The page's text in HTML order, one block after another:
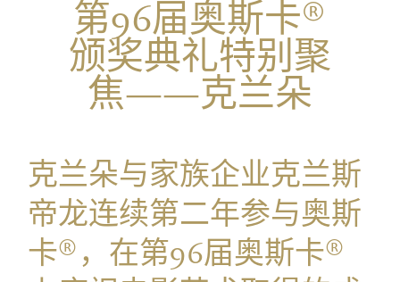
第96届奥斯卡®
颁奖典礼特别聚
焦——克兰朵
克兰朵与家族企业克兰斯
帝龙连续第二年参与奥斯
卡®，在第96届奥斯卡®